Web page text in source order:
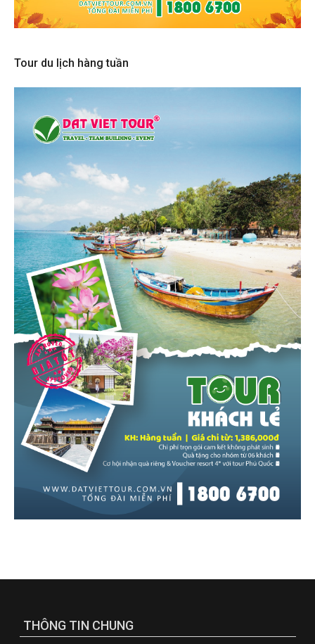
Tour du lịch hàng tuần
THÔNG TIN CHUNG